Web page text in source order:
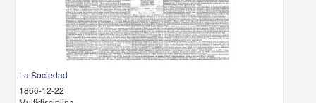
La Sociedad
1866-12-22